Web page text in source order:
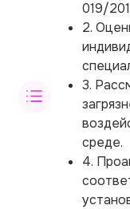
019/
2.
3.
среде.
4.